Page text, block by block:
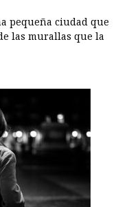
pequeña ciudad que
las murallas que la